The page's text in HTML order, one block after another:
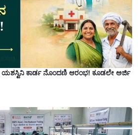
ಯಶಸ್ವಿನಿ ಕಾರ್ಡ ನೊಂದಣಿ ಆರಂಭ! ಕೂಡಲೇ ಅರ್ಜಿ